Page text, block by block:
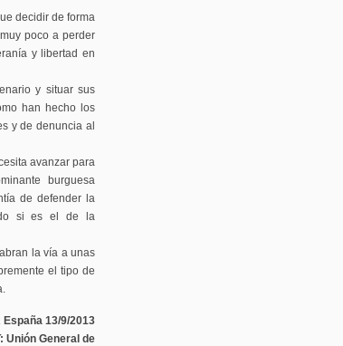
decidir de forma
poco a perder
y libertad en
y situar sus
han hecho los
y de denuncia al
avanzar para
burguesa
de defender la
si es el de la
la vía a unas
el tipo de
España 13/9/2013
Unión General de